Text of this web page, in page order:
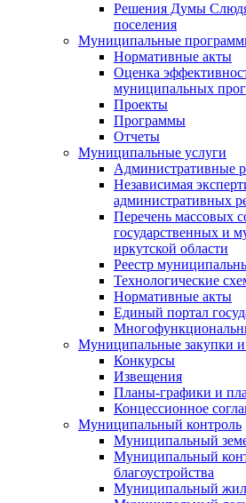
Решения Думы
поселения
Муниципальные
Нормативные акты
Оценка
муниципальных
Проекты
Программы
Отчеты
Муниципальные услуги
Административные
Независимая
административных
Перечень массовых
государственных и
иркутской области
Реестр
Технологические
Нормативные акты
Единый портал
Муниципальные закупки и
Конкурсы
Извещения
Планы-графики и
Концессионное
Муниципальный контроль
Муниципальный
Муниципальный
благоустройства
Муниципальный